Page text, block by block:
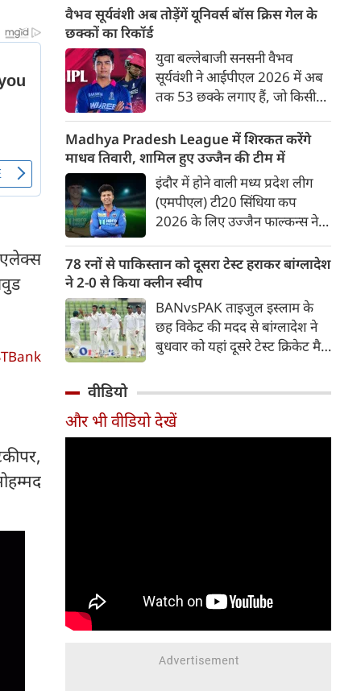
एलेक्स
प्राथमिकता होगी। यह बयान उस चर्चा
के बीच आया है, जिसमें कहा जा रहा
है कि ऑस्ट्रेलिया के कुछ बड़े खिलाड़ी
IPL से आगे बढ़कर अन्य फ्रेंचाइजी
क्रिकेट खेलने के लिए राष्ट्रीय टीम से
दूरी बना सकते हैं।
वैभव सूर्यवंशी अब तोड़ेंगें यूनिवर्स बॉस क्रिस गेल के
छक्कों का रिकॉर्ड
युवा बल्लेबाजी सनसनी वैभव
सूर्यवंशी ने आईपीएल 2026 में अब
तक 53 छक्के लगाए हैं, जो किसी
टूर्नामेंट में दूसरे सबसे ज़्यादा हैं। सबसे
ज़्यादा 59 छक्के क्रिस गेल ने
आईपीएल 2012 में लगाए थे।
सूर्यवंशी की नज़रें अब गेल के रिकॉर्ड
पर होंगी।
Madhya Pradesh League में शिरकत करेंगे
माधव तिवारी, शामिल हुए उज्जैन की टीम में
इंदौर में होने वाली मध्य प्रदेश लीग
(एमपीएल) टी20 सिंधिया कप
2026 के लिए उज्जैन फाल्कन्स ने
जिसमें युवा ऑलराउंडर माधव तिवारी
सबसे बड़े आकर्षण के रूप में
उभरकर सामने आए हैं। इंडियन
प्रीमियर लीग में दिल्ली कैपिटल्स का
हिस्सा रहे माधव तिवारी इस समय
मध्य प्रदेश के सबसे चर्चित युवा
78 रनों से पाकिस्तान को दूसरा टेस्ट हराकर बांग्लादेश
ने 2-0 से किया क्लीन स्वीप
BANvsPAK ताइजुल इस्लाम के
छह विकेट की मदद से बांग्लादेश ने
बुधवार को यहां दूसरे टेस्ट क्रिकेट मैच
का पीछा करते हुए 358 रन पर
आउट हो गई। बांग्लादेश ने पहला
वीडियो
और भी वीडियो देखें